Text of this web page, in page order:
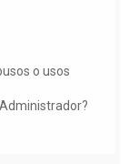
o usos